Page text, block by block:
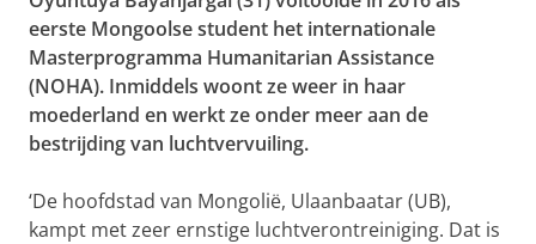
eerste Mongoolse student het internationale
Masterprogramma Humanitarian Assistance
(NOHA). Inmiddels woont ze weer in haar
moederland en werkt ze onder meer aan de
bestrijding van luchtvervuiling.
‘De hoofdstad van Mongolië, Ulaanbaatar (UB),
kampt met zeer ernstige luchtverontreiniging. Dat is